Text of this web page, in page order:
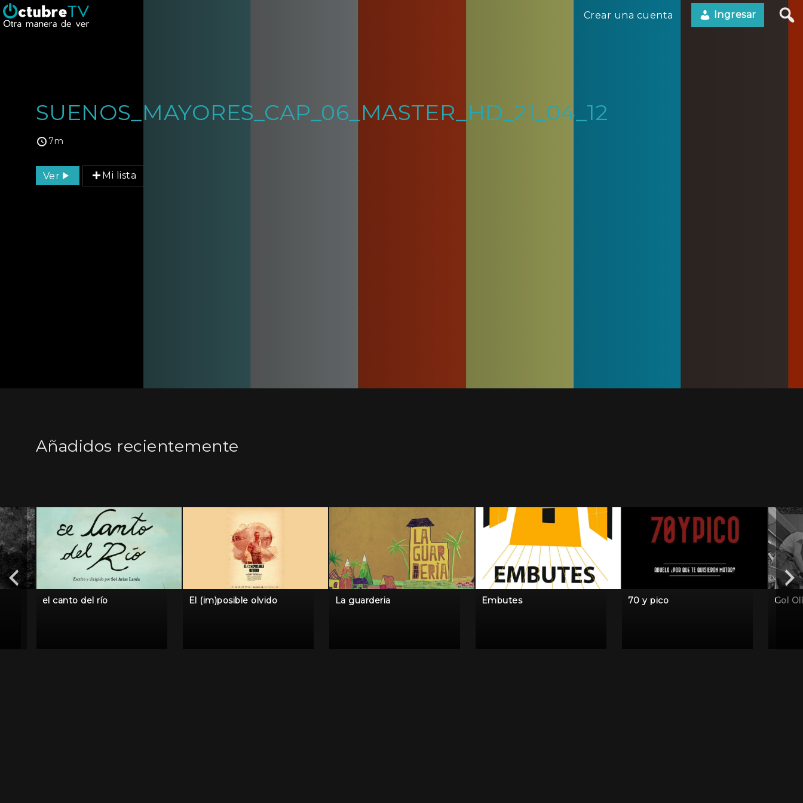
Crear una cuenta Ingresar
SUENOS_MAYORES_CAP_06_MASTER_HD_21_04_12
7m
Ver Mi lista
Añadidos recientemente
el canto del río El (im)posible olvido La guarderia Embutes 70 y pico Gol